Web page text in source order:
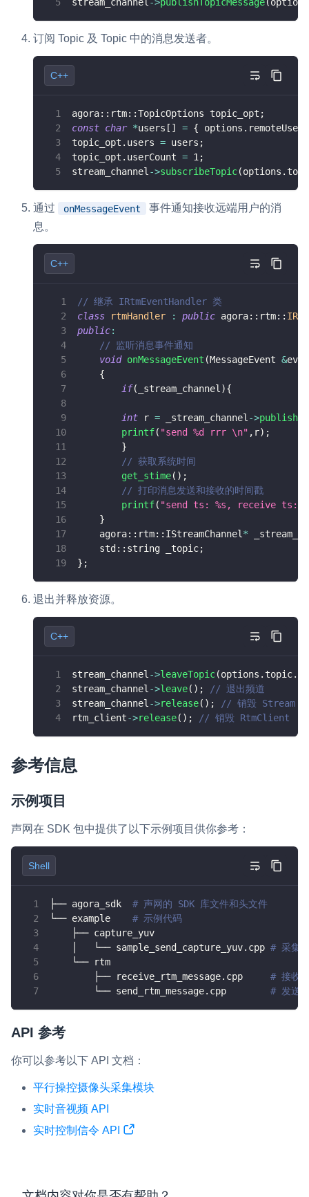
订阅 Topic 及 Topic 中的消息发送者。
C++
agora:: rtm::TopicOptions topic_opt ;
const char *users [ ] = { options .
topic_opt . users = users ;
topic_opt . userCount = 1 ;
stream_channel ->subscribeTopic(options .
通过 onMessageEvent
事件通知接收远端用户的消
息。
C++
// 继承 IRtmEventHandler 类
class
rtmHandler : public agora:: rtm::
public:
// 监听消息事件通知
void onMessageEvent (MessageEvent &
{
if( _stream_channel ){
int r = _stream_channel ->
printf( "send %d rrr \n" , r) ;
}
// 获取系统时间
get_stime( ) ;
// 打印消息发送和接收的时间戳
printf( "send ts: %s, receive ts:
}
    agora
:: rtm:: IStreamChannel *
    std
:: string _topic;
} ;
退出并释放资源。
C++
stream_channel ->leaveTopic(options . topic.
stream_channel ->leave( ) ;
// 退出频道
stream_channel ->release( ) ;
// 销毁 Stream
rtm_client->release( ) ; // 销毁 RtmClient
参考信息
示例项目
声网在 SDK 包中提供了以下示例项目供你参考：
Shell
├── agora_sdk # 声网的 SDK 库文件和头文件
└── example # 示例代码
    ├── capture_yuv
    │   └── sample_send_capture_yuv.cpp
# 采集
    └── rtm
        ├── receive_rtm_message.cpp
# 接收
        └── send_rtm_message.cpp
# 发送
API 参考
你可以参考以下 API 文档：
平行操控摄像头采集模块
实时音视频 API
实时控制信令 API